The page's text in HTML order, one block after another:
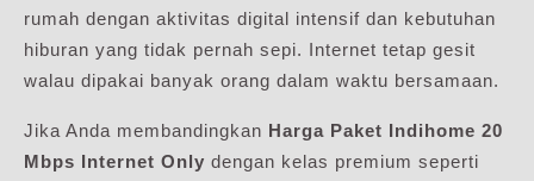
rumah dengan aktivitas digital intensif dan kebutuhan
hiburan yang tidak pernah sepi. Internet tetap gesit
walau dipakai banyak orang dalam waktu bersamaan.
Jika Anda membandingkan Harga Paket Indihome 20
Mbps Internet Only dengan kelas premium seperti